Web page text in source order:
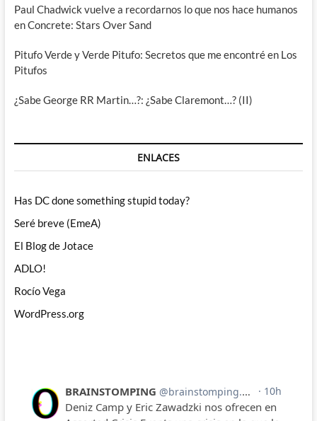
Paul Chadwick vuelve a recordarnos lo que nos hace humanos
en Concrete: Stars Over Sand
Pitufo Verde y Verde Pitufo: Secretos que me encontré en Los
Pitufos
¿Sabe George RR Martin…?: ¿Sabe Claremont…? (II)
ENLACES
Has DC done something stupid today?
Seré breve (EmeA)
El Blog de Jotace
ADLO!
Rocío Vega
WordPress.org